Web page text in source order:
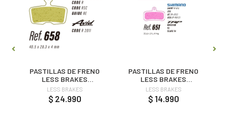
PASTILLAS DE FRENO
LESS BRAKES
POWERFULL 658 -
SRAM CODE, GUIDE RE
LESS BRAKES
$ 24.990
PASTILLAS DE FRENO
LESS BRAKES
BALANCED 651 -
SHIMANO SAINT, XT,
XTR 4 PISTONES
LESS BRAKES
$ 14.990